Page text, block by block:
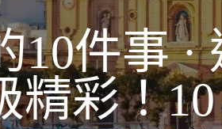
件事 ·
彩！